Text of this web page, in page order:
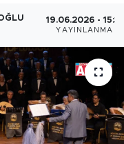
19.06.2026 - 15:31
YAYINLANMA